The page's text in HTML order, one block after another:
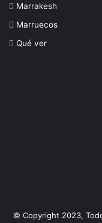
Marrakesh
Marruecos
Qué ver
© Copyright 2023,